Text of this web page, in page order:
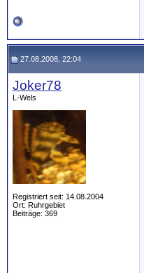
27.08.2008, 22:04
Joker78
L-Wels
Registriert seit: 14.08.2004
Ort: Ruhrgebiet
Beiträge: 369